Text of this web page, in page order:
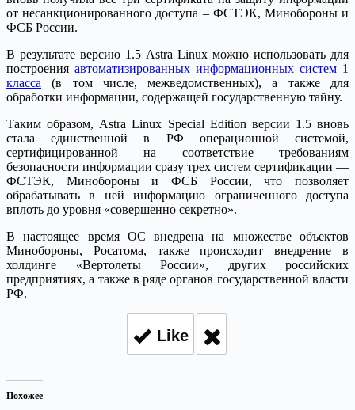
от несанкционированного доступа – ФСТЭК, Минобороны и
ФСБ России.
В результате версию 1.5 Astra Linux можно использовать для
построения автоматизированных информационных систем 1
класса (в том числе, межведомственных), а также для
обработки информации, содержащей государственную тайну.
Таким образом, Astra Linux Special Edition версии 1.5 вновь
стала единственной в РФ операционной системой,
сертифицированной на соответствие требованиям
безопасности информации сразу трех систем сертификации —
ФСТЭК, Минобороны и ФСБ России, что позволяет
обрабатывать в ней информацию ограниченного доступа
вплоть до уровня «совершенно секретно».
В настоящее время ОС внедрена на множестве объектов
Минобороны, Росатома, также происходит внедрение в
холдинге «Вертолеты России», других российских
предприятиях, а также в ряде органов государственной власти
РФ.
Like
Похожее